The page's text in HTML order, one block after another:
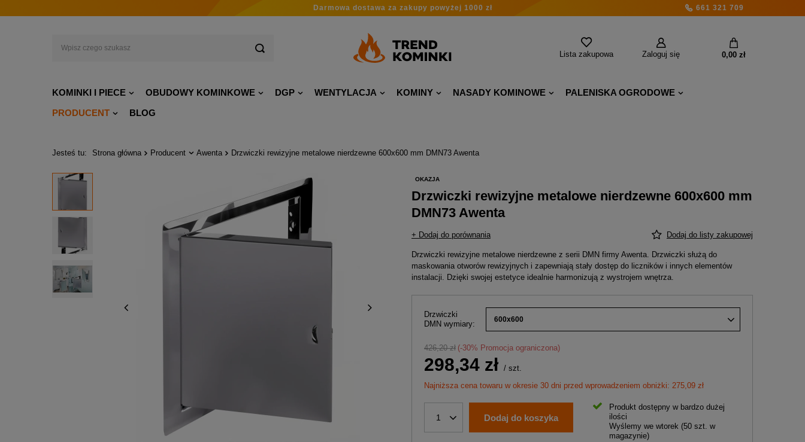
Darmowa dostawa za zakupy powyżej 1000 zł 661 321 709
Zaloguj się
Lista zakupowa 0,00 zł
KOMINKI I PIECE OBUDOWY KOMINKOWE DGP WENTYLACJA KOMINY NASADY KOMINOWE
PALENISKA OGRODOWE
PRODUCENT
BLOG
Jesteś tu: Strona główna Producent Awenta Drzwiczki rewizyjne metalowe nierdzewne 600x600 mm DMN73 Awenta
OKAZJA
Drzwiczki rewizyjne metalowe nierdzewne 600x600 mm
DMN73 Awenta
+ Dodaj do porównania Dodaj do listy zakupowej
Drzwiczki rewizyjne metalowe nierdzewne z serii DMN firmy Awenta. Drzwiczki służą do
maskowania otworów rewizyjnych i zapewniają stały dostęp do liczników i innych elementów
instalacji. Dzięki swojej estetyce idealnie harmonizują z wystrojem wnętrza.
Drzwiczki
DMN wymiary
600x600
426,20 zł (-30% Promocja ograniczona)
298,34 zł / szt.
Najniższa cena towaru w okresie 30 dni przed wprowadzeniem obniżki: 275,09 zł
1 Dodaj do koszyka
Produkt dostępny w bardzo dużej
ilości
Wyślemy we wtorek (50 szt. w
magazynie)